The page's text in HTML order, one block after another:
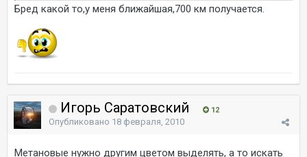
Бред какой то,у меня ближайшая,700 км получается.
Игорь Саратовский 12
Опубликовано 18 февраля, 2010
Метановые нужно другим цветом выделять, а то искать